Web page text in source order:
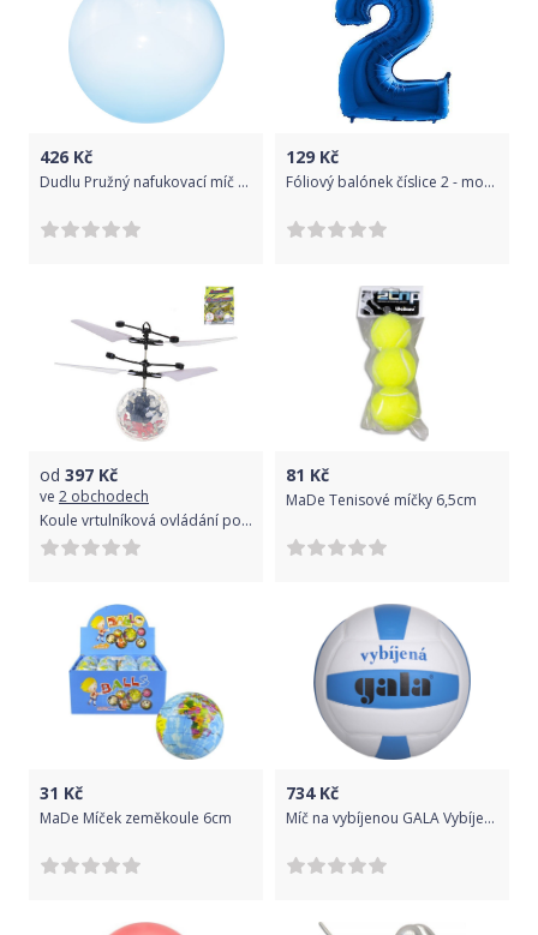
426 Kč
Dudlu Pružný nafukovací míč - modrý
129 Kč
Fóliový balónek číslice 2 - modrý - blue - 102cm
od 397 Kč
ve 2 obchodech
Koule vrtulníková ovládání pohybem ruky vznášedlo míček na baterie USB Světlo
81 Kč
MaDe Tenisové míčky 6,5cm
31 Kč
MaDe Míček zeměkoule 6cm
734Kč
Míč na vybíjenou GALA Vybíjená 4061S